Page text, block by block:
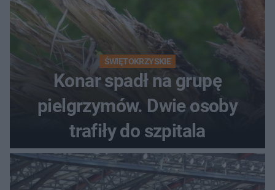
ŚWIĘTOKRZYSKIE
Konar spadł na grupę
pielgrzymów. Dwie osoby
trafiły do szpitala